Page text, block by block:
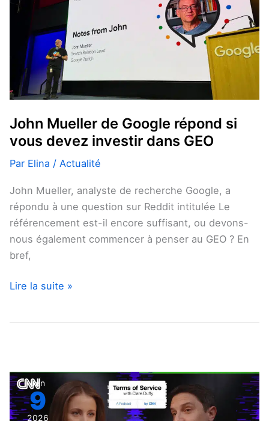
John Mueller de Google répond si
vous devez investir dans GEO
Par Elina / Actualité
John Mueller, analyste de recherche Google, a
répondu à une question sur Reddit intitulée Le
référencement est-il encore suffisant, ou devons-
nous également commencer à penser au GEO ? En
bref,
répond
vous
devez
investir
dans
Lire la suite »
Jan
9
2026
Google
personnalise
certains